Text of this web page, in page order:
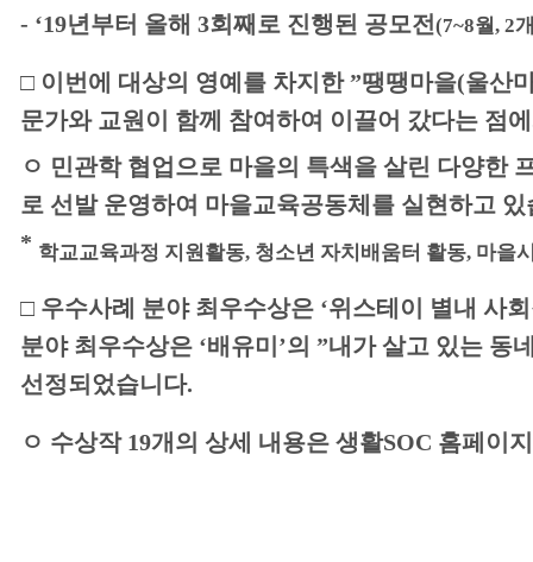
- ‘19년부터 올해 3회째로 진행된 공모전(7~8월, 2
□ 이번에 대상의 영예를 차지한”땡땡마을(울산
문가와 교원이 함께
참여하여 이끌어 갔다는 점
ㅇ 민관학 협업으로 마을의 특색을 살린 다양한
로 선발 운영하여 마을교육공동체를 실현하고 있
* 학교교육과정 지원활동, 청소년 자치배움터 활동, 마을
□ 우수사례 분야 최우수상은 ‘위스테이 별내 사
분야 최우수상은 ‘배유미’의”내가 살고 있는 동
선정되었습니다.
ㅇ 수상작 19개의 상세 내용은 생활SOC 홈페이